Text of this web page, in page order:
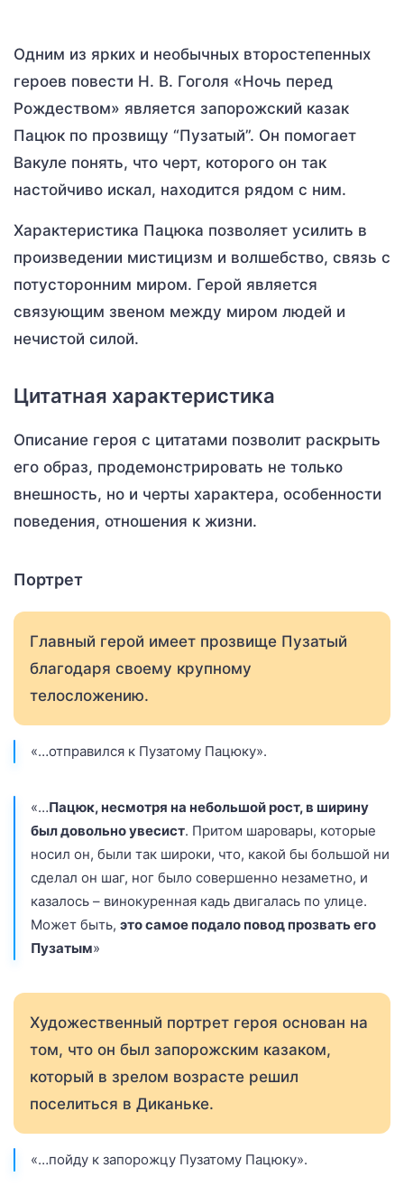
Одним из ярких и необычных второстепенных
героев повести Н. В. Гоголя «Ночь перед
Рождеством» является запорожский казак
Пацюк по прозвищу “Пузатый”. Он помогает
Вакуле понять, что черт, которого он так
настойчиво искал, находится рядом с ним.
Характеристика Пацюка позволяет усилить в
произведении мистицизм и волшебство, связь с
потусторонним миром. Герой является
связующим звеном между миром людей и
нечистой силой.
Цитатная характеристика
Описание героя с цитатами позволит раскрыть
его образ, продемонстрировать не только
внешность, но и черты характера, особенности
поведения, отношения к жизни.
Портрет
Главный герой имеет прозвище Пузатый
благодаря своему крупному
телосложению.
«…отправился к Пузатому Пацюку».
«…Пацюк, несмотря на небольшой рост, в ширину
был довольно увесист. Притом шаровары, которые
носил он, были так широки, что, какой бы большой ни
сделал он шаг, ног было совершенно незаметно, и
казалось – винокуренная кадь двигалась по улице.
Может быть, это самое подало повод прозвать его
Пузатым»
Художественный портрет героя основан на
том, что он был запорожским казаком,
который в зрелом возрасте решил
поселиться в Диканьке.
«…пойду к запорожцу Пузатому Пацюку».